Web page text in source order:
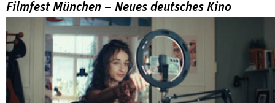
Filmfest München – Neues deutsches Kino